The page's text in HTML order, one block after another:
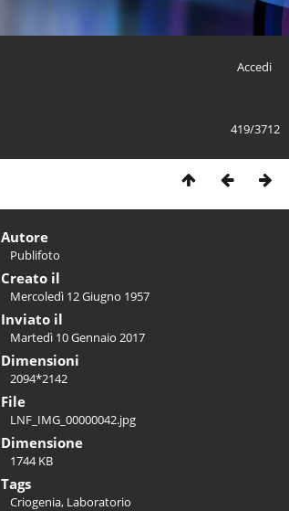
Accedi
419/3712
Autore
Publifoto
Creato il
Mercoledì 12 Giugno 1957
Inviato il
Martedì 10 Gennaio 2017
Dimensioni
2094*2142
File
LNF_IMG_00000042.jpg
Dimensione
1744 KB
Tags
Criogenia, Laboratorio